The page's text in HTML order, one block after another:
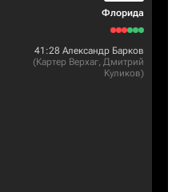
Флорида
41:28 Александр Барков
(Картер Верхаг, Дмитрий
Куликов)